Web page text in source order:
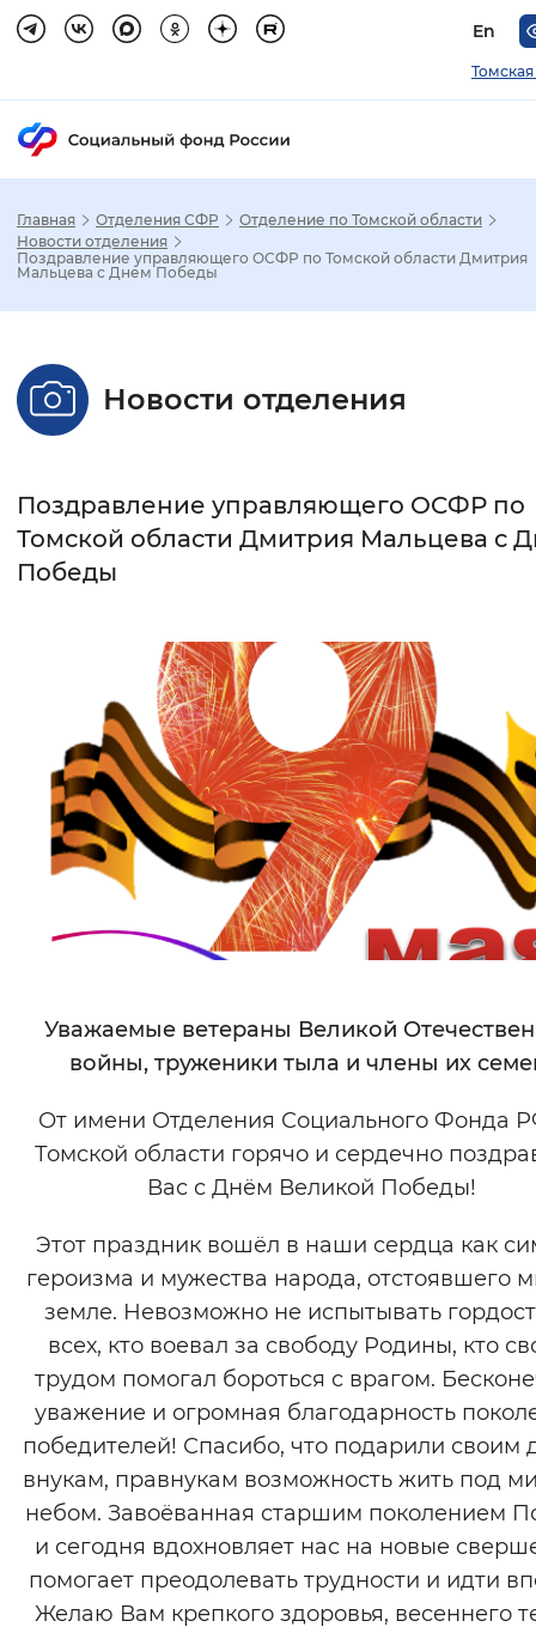
En
Стандартный Увеличенный
Без засечек С засечками
Цвет сайта
Монохромный Инверсивный
Синий фон
Изображения
Включены Выключены
Звуковой ассистент
Главная Отделения СФР
Отделение по Томской области
Новости отделения
Поздравление управляющего ОCФР по Томской области Дмитрия
Мальцева с Днем Победы
Новости отделения
Поздравление управляющего ОCФР по
Томской области Дмитрия Мальцева с
Победы
Уважаемые ветераны Великой
войны, труженики тыла и члены их
От имени Отделения Социального Фонда
Томской области горячо и сердечно
Вас с Днём Великой Победы!
Этот праздник вошёл в наши сердца как
героизма и мужества народа, отстоявшего
земле. Невозможно не испытывать
всех, кто воевал за свободу Родины, кто
трудом помогал бороться с врагом.
уважение и огромная благодарность
победителей! Спасибо, что подарили своим
внукам, правнукам возможность жить под
небом. Завоёванная старшим поколением
и сегодня вдохновляет нас на новые
помогает преодолевать трудности и идти
Желаю Вам крепкого здоровья, весеннего